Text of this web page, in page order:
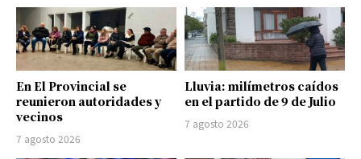
En El Provincial se
reunieron autoridades y
vecinos
7 agosto 2026
Lluvia: milímetros caídos
en el partido de 9 de Julio
7 agosto 2026